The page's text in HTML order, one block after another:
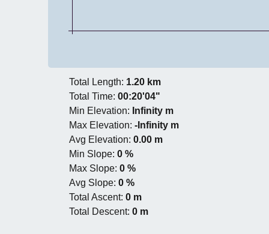
Total Length: 1.20 km
Total Time: 00:20'04"
Min Elevation: Infinity m
Max Elevation: -Infinity m
Avg Elevation: 0.00 m
Min Slope: 0 %
Max Slope: 0 %
Avg Slope: 0 %
Total Ascent: 0 m
Total Descent: 0 m